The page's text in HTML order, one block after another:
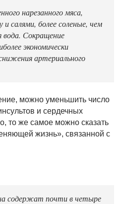
нарезанного мяса,
и салями, более соленые, чем
вода. Сокращение
экономически
артериального
можно уменьшить число
и сердечных
то же самое можно сказать
жизнь», связанной с
содержат почти в четыре